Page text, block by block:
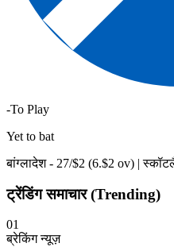
-To Play
Yet to bat
बांग्लादेश - 27/$2 (6.$2 ov) |
ट्रेंडिंग समाचार (Trending)
01
ब्रेकिंग न्यूज़